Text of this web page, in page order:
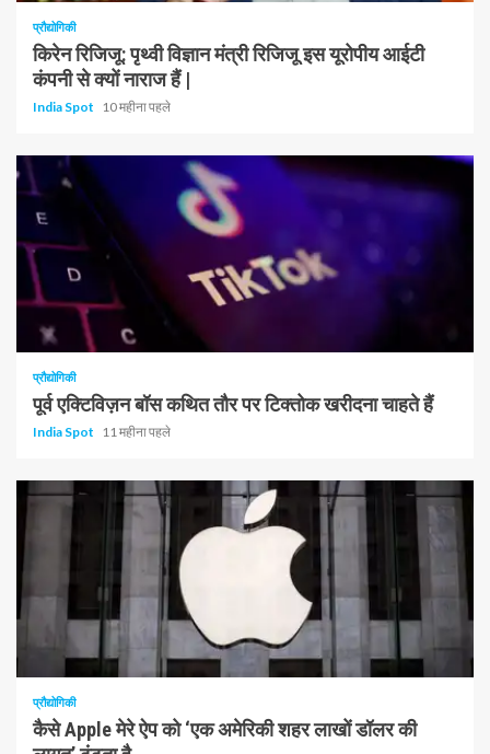
प्रौद्योगिकी
किरेन रिजिजू: पृथ्वी विज्ञान मंत्री रिजिजू इस यूरोपीय आईटी
कंपनी से क्यों नाराज हैं |
India Spot 10 महीना पहले
प्रौद्योगिकी
पूर्व एक्टिविज़न बॉस कथित तौर पर टिक्तोक खरीदना चाहते हैं
India Spot 11 महीना पहले
1 न्यूनतम पढ़ा
प्रौद्योगिकी
कैसे Apple मेरे ऐप को ‘एक अमेरिकी शहर लाखों डॉलर की